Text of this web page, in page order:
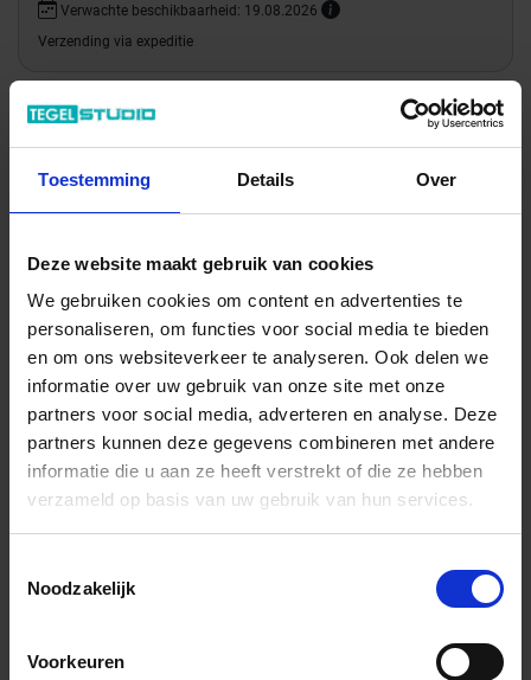
Toestemming Details Over
Deze website maakt gebruik van cookies
We gebruiken cookies om content en advertenties te
personaliseren, om functies voor social media te bieden
en om ons websiteverkeer te analyseren. Ook delen we
informatie over uw gebruik van onze site met onze
partners voor social media, adverteren en analyse. Deze
partners kunnen deze gegevens combineren met andere
informatie die u aan ze heeft verstrekt of die ze hebben
verzameld op basis van uw gebruik van hun services.
Noodzakelijk
Voorkeuren
Verwachte beschikbaarheid: 19.08.2026
Verzending via expeditie
22.27 € /Stuk
20,24 €
Totale prijs / geleverde hoeveelheid
20,24 €
Stuk
In het winkelmandje